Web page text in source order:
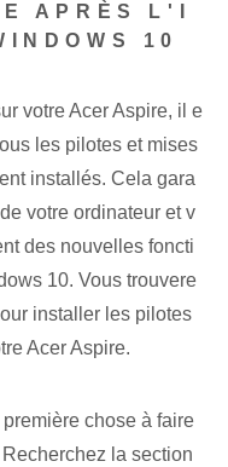
APRÈS L'I
10
votre Acer Aspire, il e
les pilotes et mises
installés. Cela gara
votre ordinateur et v
des nouvelles foncti
10. Vous trouvere
installer les pilotes
Acer Aspire.
première chose à faire
la section